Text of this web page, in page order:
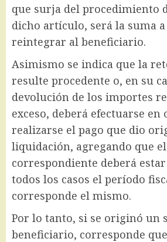
que surja del procedimiento
dicho artículo, será la suma
reintegrar al beneficiario.
Asimismo se indica que la
resulte procedente o, en su
devolución de los importes
exceso, deberá efectuarse
realizarse el pago que dio
liquidación, agregando que
correspondiente deberá
todos los casos el período
corresponde el mismo.
Por lo tanto, si se originó un
beneficiario, corresponde